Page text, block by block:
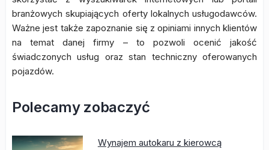
branżowych skupiających oferty lokalnych usługodawców.
Ważne jest także zapoznanie się z opiniami innych klientów
na temat danej firmy – to pozwoli ocenić jakość
świadczonych usług oraz stan techniczny oferowanych
pojazdów.
Polecamy zobaczyć
Wynajem autokaru z kierowcą